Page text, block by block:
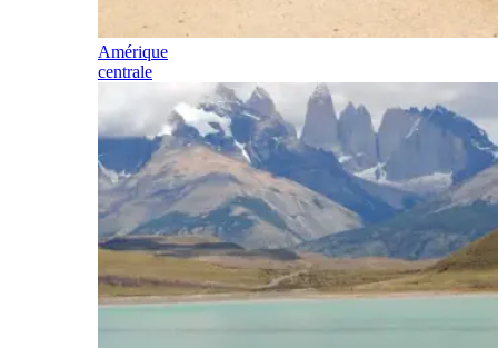
Amérique
centrale